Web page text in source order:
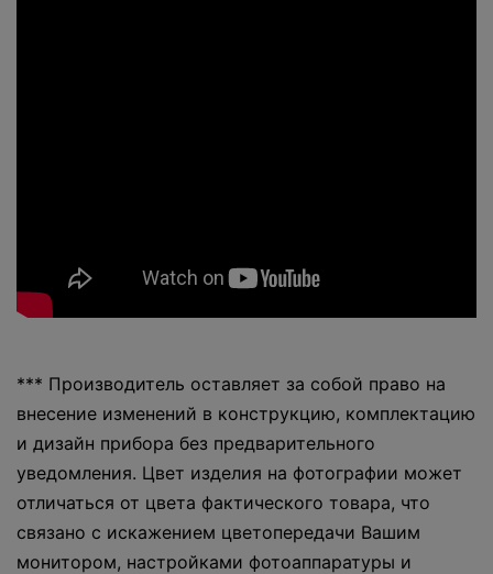
*** Производитель оставляет за собой право на
внесение изменений в конструкцию, комплектацию
и дизайн прибора без предварительного
уведомления. Цвет изделия на фотографии может
отличаться от цвета фактического товара, что
связано с искажением цветопередачи Вашим
монитором, настройками фотоаппаратуры и